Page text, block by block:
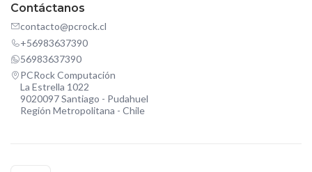
Contáctanos
contacto@pcrock.cl
+56983637390
56983637390
PCRock Computación
La Estrella 1022
9020097 Santiago - Pudahuel
Región Metropolitana - Chile